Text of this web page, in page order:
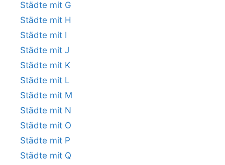
Städte mit G
Städte mit H
Städte mit I
Städte mit J
Städte mit K
Städte mit L
Städte mit M
Städte mit N
Städte mit O
Städte mit P
Städte mit Q